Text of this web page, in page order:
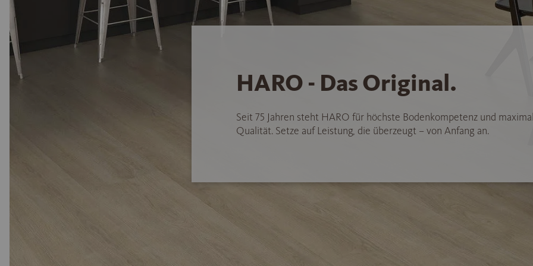
HARO - Das Original.
Seit 75 Jahren steht HARO für höchste Bodenkompetenz und
Qualität. Setze auf Leistung, die überzeugt – von Anfang an.